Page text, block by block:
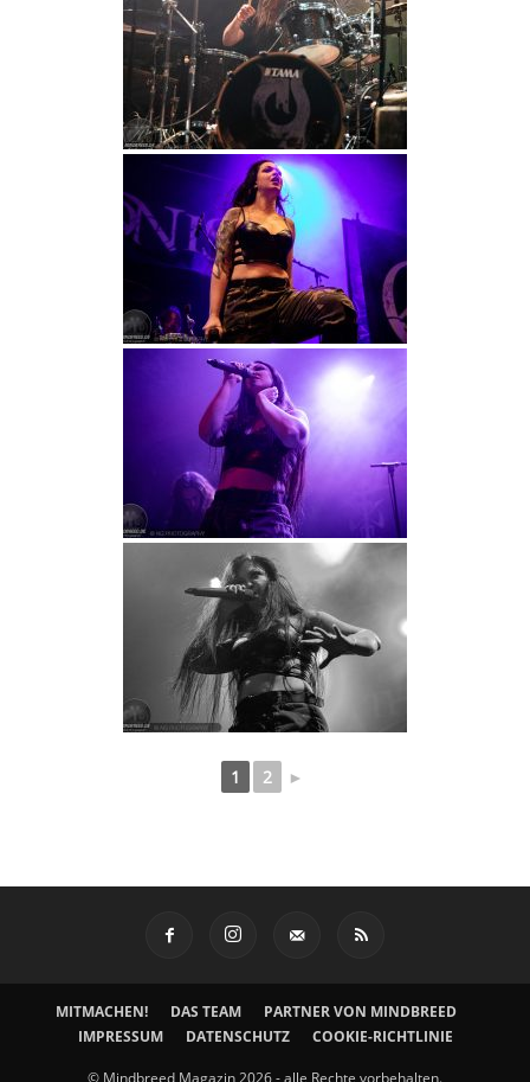
1 2 ►
MITMACHEN! DAS TEAM
PARTNER VON MINDBREED
IMPRESSUM
DATENSCHUTZ COOKIE-RICHTLINIE
© Mindbreed Magazin 2026 - alle Rechte vorbehalten.